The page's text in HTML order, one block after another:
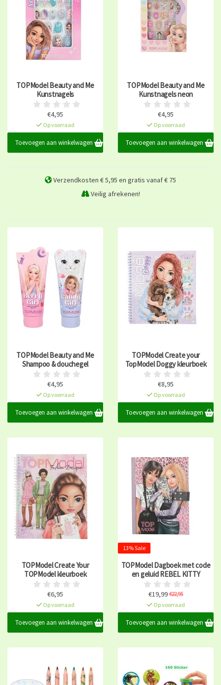
TOPModel Beauty and Me
Kunstnagels
€4,95
Op voorraad
Toevoegen aan winkelwagen
TOPModel Beauty and Me
Kunstnagels neon
€4,95
Op voorraad
Toevoegen aan winkelwagen
Verzendkosten € 5,95 en gratis vanaf € 75
Veilig afrekenen!
TOPModel Beauty and Me
Shampoo & douchegel
€4,95
Op voorraad
Toevoegen aan winkelwagen
TOPModel Create your
TopModel Doggy kleurboek
€8,95
Op voorraad
Toevoegen aan winkelwagen
TOPModel Create Your
TOPModel kleurboek
€6,95
Op voorraad
Toevoegen aan winkelwagen
13% Sale
TOPModel Dagboek met code
en geluid REBEL KITTY
€19,99 €22,95
Op voorraad
Toevoegen aan winkelwagen